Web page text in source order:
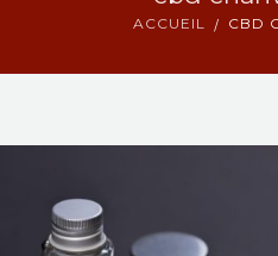
CONTACT
ACCUEIL CBD